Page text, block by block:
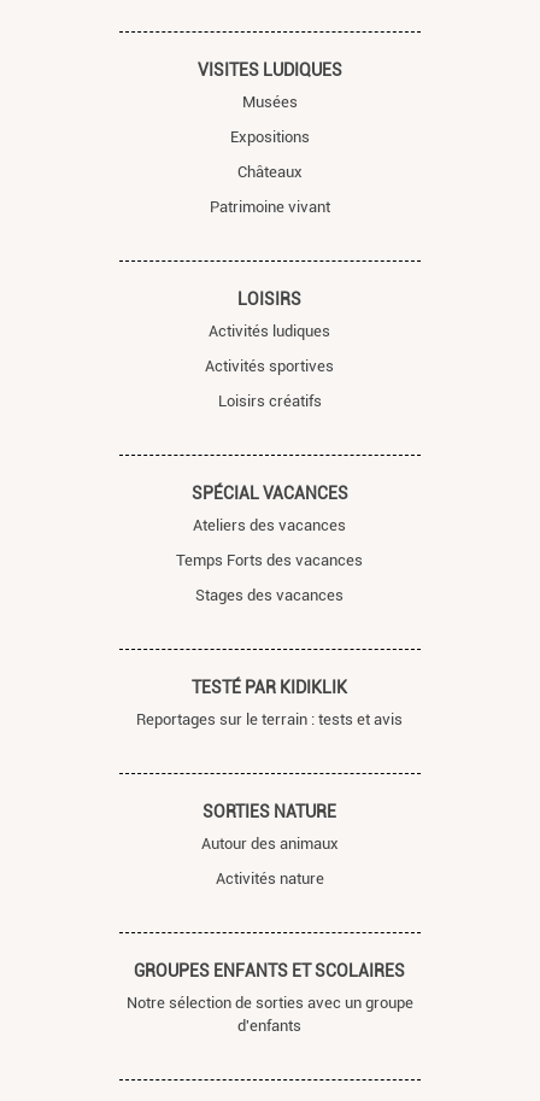
VISITES LUDIQUES
Musées
Expositions
Châteaux
Patrimoine vivant
LOISIRS
Activités ludiques
Activités sportives
Loisirs créatifs
SPÉCIAL VACANCES
Ateliers des vacances
Temps Forts des vacances
Stages des vacances
TESTÉ PAR KIDIKLIK
Reportages sur le terrain : tests et avis
SORTIES NATURE
Autour des animaux
Activités nature
GROUPES ENFANTS ET SCOLAIRES
Notre sélection de sorties avec un groupe
d'enfants